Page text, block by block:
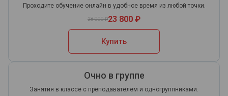
Проходите обучение онлайн в удобное время из любой точки.
28 000 ₽23 800 ₽
Купить
Очно в группе
Занятия в классе с преподавателем и одногруппниками.